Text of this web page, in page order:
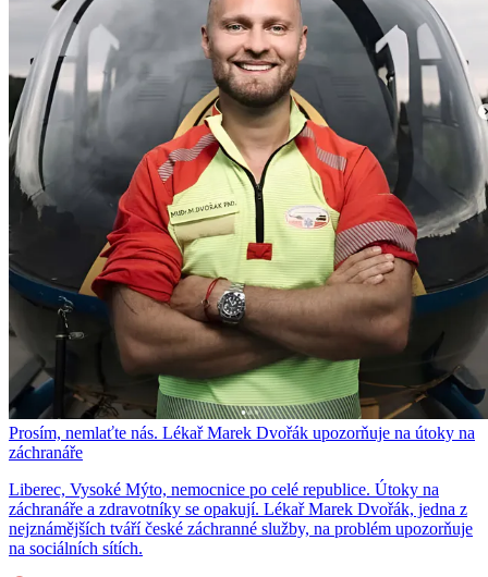
Prosím, nemlaťte nás. Lékař Marek Dvořák upozorňuje na útoky na
záchranáře
Liberec, Vysoké Mýto, nemocnice po celé republice. Útoky na
záchranáře a zdravotníky se opakují. Lékař Marek Dvořák, jedna z
nejznámějších tváří české záchranné služby, na problém upozorňuje
na sociálních sítích.